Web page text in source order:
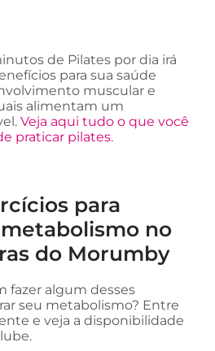
de Pilates por dia irá
para sua saúde
muscular e
alimentam um
Veja aqui tudo o que você
praticar pilates.
para
no
do Morumby
fazer algum desses
seu metabolismo? Entre
e veja a disponibilidade